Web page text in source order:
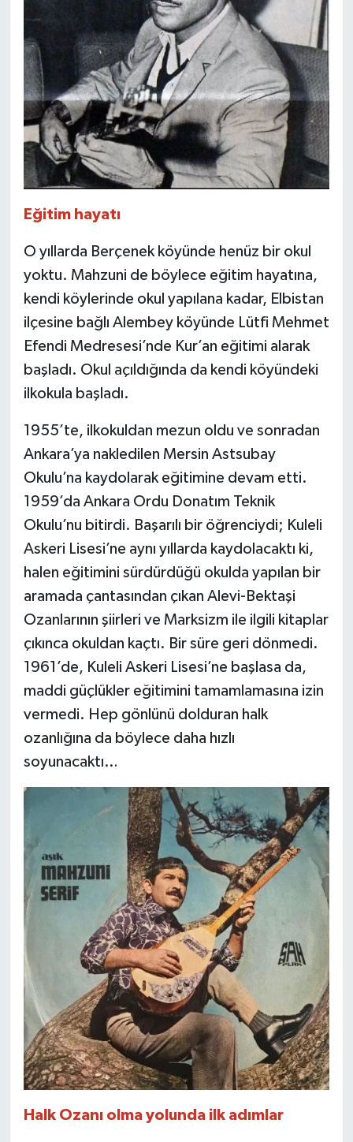
Eğitim hayatı
O yıllarda Berçenek köyünde henüz bir okul
yoktu. Mahzuni de böylece eğitim hayatına,
kendi köylerinde okul yapılana kadar, Elbistan
ilçesine bağlı Alembey köyünde Lütfi Mehmet
Efendi Medresesi’nde Kur’an eğitimi alarak
başladı. Okul açıldığında da kendi köyündeki
ilkokula başladı.
1955’te, ilkokuldan mezun oldu ve sonradan
Ankara’ya nakledilen Mersin Astsubay
Okulu’na kaydolarak eğitimine devam etti.
1959’da Ankara Ordu Donatım Teknik
Okulu’nu bitirdi. Başarılı bir öğrenciydi; Kuleli
Askeri Lisesi’ne aynı yıllarda kaydolacaktı ki,
halen eğitimini sürdürdüğü okulda yapılan bir
aramada çantasından çıkan Alevi-Bektaşi
Ozanlarının şiirleri ve Marksizm ile ilgili kitaplar
çıkınca okuldan kaçtı. Bir süre geri dönmedi.
1961’de, Kuleli Askeri Lisesi’ne başlasa da,
maddi güçlükler eğitimini tamamlamasına izin
vermedi. Hep gönlünü dolduran halk
ozanlığına da böylece daha hızlı
soyunacaktı…
Halk Ozanı olma yolunda ilk adımlar